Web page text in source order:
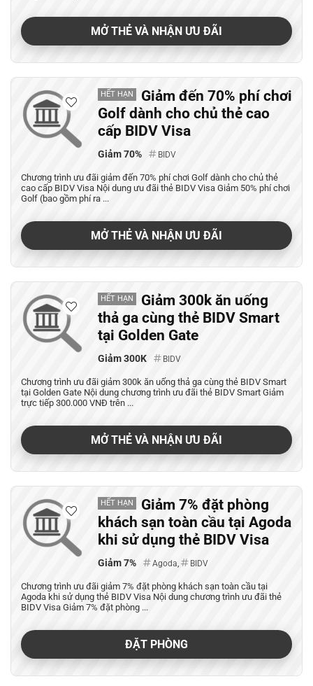
MỞ THẺ VÀ NHẬN ƯU ĐÃI
HẾT HẠN
Giảm đến 70% phí chơi
Golf dành cho chủ thẻ cao
cấp BIDV Visa
Giảm 70% BIDV
Chương trình ưu đãi giảm đến 70% phí chơi Golf dành cho chủ thẻ
cao cấp BIDV Visa Nội dung ưu đãi thẻ BIDV Visa Giảm 50% phí chơi
Golf (bao gồm phí ra ...
MỞ THẺ VÀ NHẬN ƯU ĐÃI
HẾT HẠN
Giảm 300k ăn uống
thả ga cùng thẻ BIDV Smart
tại Golden Gate
Giảm 300K BIDV
Chương trình ưu đãi giảm 300k ăn uống thả ga cùng thẻ BIDV Smart
tại Golden Gate Nội dung chương trình ưu đãi thẻ BIDV Smart Giảm
trực tiếp 300.000 VNĐ trên ...
MỞ THẺ VÀ NHẬN ƯU ĐÃI
HẾT HẠN
Giảm 7% đặt phòng
khách sạn toàn cầu tại Agoda
khi sử dụng thẻ BIDV Visa
Giảm 7% Agoda, BIDV
Chương trình ưu đãi giảm 7% đặt phòng khách sạn toàn cầu tại
Agoda khi sử dụng thẻ BIDV Visa Nội dung chương trình ưu đãi thẻ
BIDV Visa Giảm 7% đặt phòng ...
ĐẶT PHÒNG